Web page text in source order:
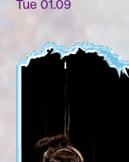
Tue 01.09